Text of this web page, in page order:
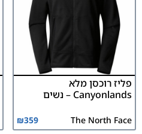
פליז רוכסן מלא
Canyonlands – נשים
The North Face
₪359